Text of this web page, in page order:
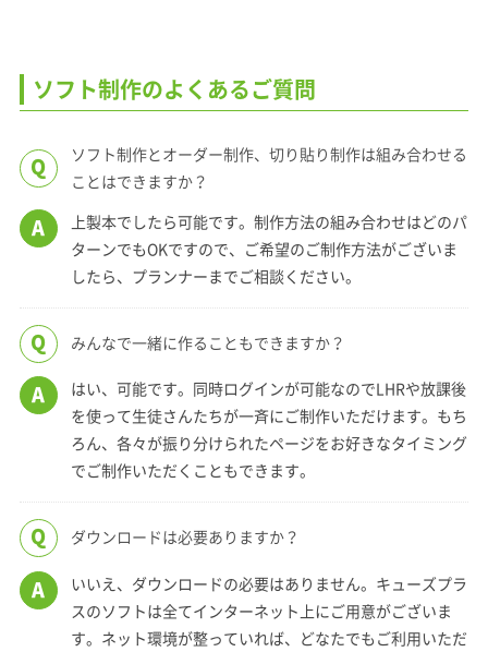
ソフト制作のよくあるご質問
Q
ソフト制作とオーダー制作、切り貼り制作は組み合わせる
ことはできますか？
A
上製本でしたら可能です。制作方法の組み合わせはどのパ
ターンでもOKですので、ご希望のご制作方法がございま
したら、プランナーまでご相談ください。
Q みんなで一緒に作ることもできますか？
A
はい、可能です。同時ログインが可能なのでLHRや放課後
を使って生徒さんたちが一斉にご制作いただけます。もち
ろん、各々が振り分けられたページをお好きなタイミング
でご制作いただくこともできます。
Q ダウンロードは必要ありますか？
A
いいえ、ダウンロードの必要はありません。キューズプラ
スのソフトは全てインターネット上にご用意がございま
す。ネット環境が整っていれば、どなたでもご利用いただ